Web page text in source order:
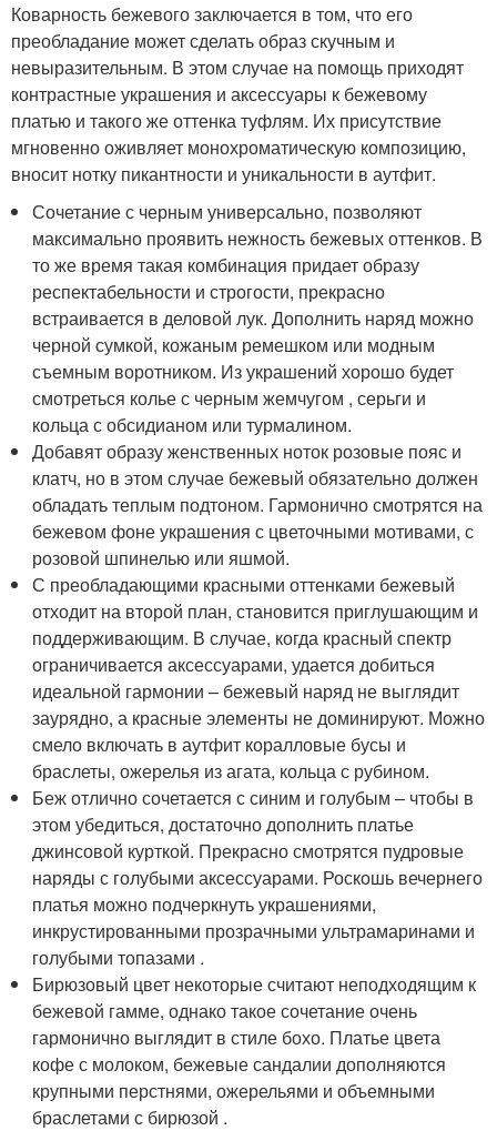
Коварность бежевого заключается в том, что его
преобладание может сделать образ скучным и
невыразительным. В этом случае на помощь приходят
контрастные украшения и аксессуары к бежевому
платью и такого же оттенка туфлям. Их присутствие
мгновенно оживляет монохроматическую композицию,
вносит нотку пикантности и уникальности в аутфит.
Сочетание с черным универсально, позволяют
максимально проявить нежность бежевых оттенков. В
то же время такая комбинация придает образу
респектабельности и строгости, прекрасно
встраивается в деловой лук. Дополнить наряд можно
черной сумкой, кожаным ремешком или модным
съемным воротником. Из украшений хорошо будет
смотреться колье с черным жемчугом , серьги и
кольца с обсидианом или турмалином.
Добавят образу женственных ноток розовые пояс и
клатч, но в этом случае бежевый обязательно должен
обладать теплым подтоном. Гармонично смотрятся на
бежевом фоне украшения с цветочными мотивами, с
розовой шпинелью или яшмой.
С преобладающими красными оттенками бежевый
отходит на второй план, становится приглушающим и
поддерживающим. В случае, когда красный спектр
ограничивается аксессуарами, удается добиться
идеальной гармонии – бежевый наряд не выглядит
заурядно, а красные элементы не доминируют. Можно
смело включать в аутфит коралловые бусы и
браслеты, ожерелья из агата, кольца с рубином.
Беж отлично сочетается с синим и голубым – чтобы в
этом убедиться, достаточно дополнить платье
джинсовой курткой. Прекрасно смотрятся пудровые
наряды с голубыми аксессуарами. Роскошь вечернего
платья можно подчеркнуть украшениями,
инкрустированными прозрачными ультрамаринами и
голубыми топазами .
Бирюзовый цвет некоторые считают неподходящим к
бежевой гамме, однако такое сочетание очень
гармонично выглядит в стиле бохо. Платье цвета
кофе с молоком, бежевые сандалии дополняются
крупными перстнями, ожерельями и объемными
браслетами с бирюзой .